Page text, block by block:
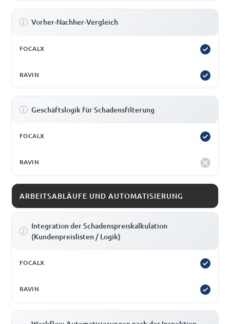
Vorher-Nachher-Vergleich
Geschäftslogik für Schadensfilterung
ARBEITSABLÄUFE UND AUTOMATISIERUNG
Integration der Schadenspreiskalkulation
(Kundenpreislisten / Logik)